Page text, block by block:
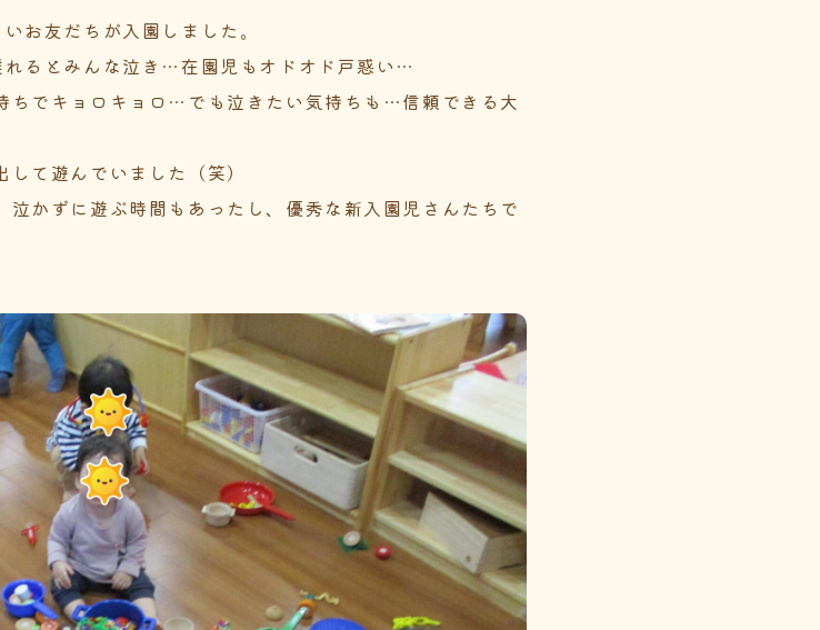
お友だちが入園しました。
るとみんな泣き…在園児もオドオド戸惑い…
ちでキョロキョロ…でも泣きたい気持ちも…信頼できる大
て遊んでいました（笑）
かずに遊ぶ時間もあったし、優秀な新入園児さんたちで